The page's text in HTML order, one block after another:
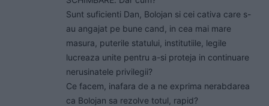
Sunt suficienti Dan, Bolojan si cei cativa care s-
au angajat pe bune cand, in cea mai mare
masura, puterile statului, institutiile, legile
lucreaza unite pentru a-si proteja in continuare
nerusinatele privilegii?
Ce facem, inafara de a ne exprima nerabdarea
ca Bolojan sa rezolve totul, rapid?